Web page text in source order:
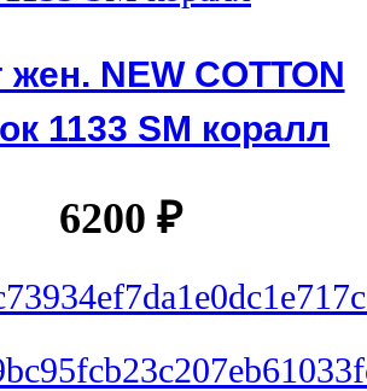
жен. NEW COTTON
1133 SM коралл
6200 ₽